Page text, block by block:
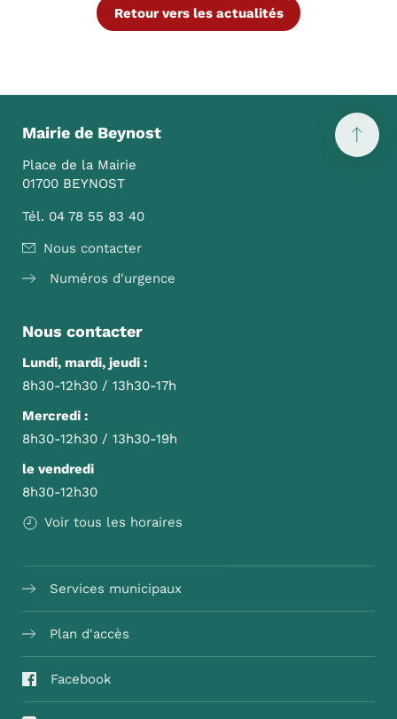
Retour vers les actualités
Mairie de Beynost
Place de la Mairie
01700 BEYNOST
Tél. 04 78 55 83 40
Nous contacter
Numéros d'urgence
Nous contacter
Lundi, mardi, jeudi :
8h30-12h30 / 13h30-17h
Mercredi :
8h30-12h30 / 13h30-19h
le vendredi
8h30-12h30
Voir tous les horaires
Services municipaux
Plan d'accès
Facebook